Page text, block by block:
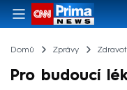
Domů Zprávy
Pro budoucí